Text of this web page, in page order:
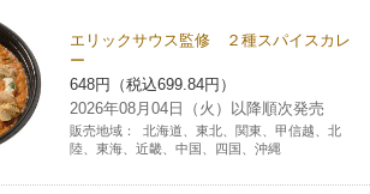
組み
券
きることトップ
受取り
プ
ルディングスの重点課題
動基本方針
募集 物件募集・購入
エリックサウス監修 ２種スパイスカレ
ー
648円（税込699.84円）
2026年08月04日（火）以降順次発売
販売地域：
北海道、東北、関東、甲信越、北
陸、東海、近畿、中国、四国、沖縄